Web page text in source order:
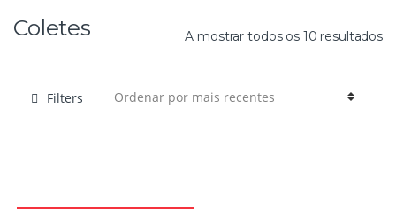
Coletes A mostrar todos os 10 resultados
Filters